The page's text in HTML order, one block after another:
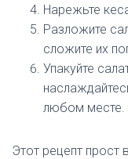
Нарежьте
Разложите
сложите их
Упакуйте
любом месте.
Этот рецепт прост